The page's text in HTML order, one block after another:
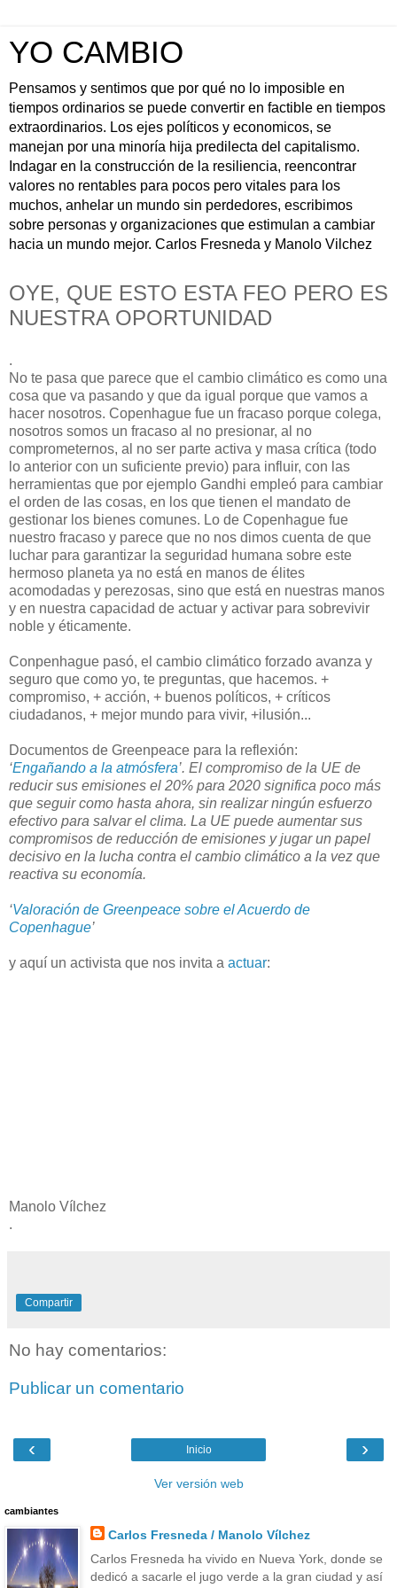
YO CAMBIO
Pensamos y sentimos que por qué no lo imposible en
tiempos ordinarios se puede convertir en factible en tiempos
extraordinarios. Los ejes políticos y economicos, se
manejan por una minoría hija predilecta del capitalismo.
Indagar en la construcción de la resiliencia, reencontrar
valores no rentables para pocos pero vitales para los
muchos, anhelar un mundo sin perdedores, escribimos
sobre personas y organizaciones que estimulan a cambiar
hacia un mundo mejor. Carlos Fresneda y Manolo Vilchez
OYE, QUE ESTO ESTA FEO PERO ES
NUESTRA OPORTUNIDAD
.
No te pasa que parece que el cambio climático es como una
cosa que va pasando y que da igual porque que vamos a
hacer nosotros. Copenhague fue un fracaso porque colega,
nosotros somos un fracaso al no presionar, al no
comprometernos, al no ser parte activa y masa crítica (todo
lo anterior con un suficiente previo) para influir, con las
herramientas que por ejemplo Gandhi empleó para cambiar
el orden de las cosas, en los que tienen el mandato de
gestionar los bienes comunes. Lo de Copenhague fue
nuestro fracaso y parece que no nos dimos cuenta de que
luchar para garantizar la seguridad humana sobre este
hermoso planeta ya no está en manos de élites
acomodadas y perezosas, sino que está en nuestras manos
y en nuestra capacidad de actuar y activar para sobrevivir
noble y éticamente.
Conpenhague pasó, el cambio climático forzado avanza y
seguro que como yo, te preguntas, que hacemos. +
compromiso, + acción, + buenos políticos, + críticos
ciudadanos, + mejor mundo para vivir, +ilusión...
Documentos de Greenpeace para la reflexión:
‘Engañando a la atmósfera’. El compromiso de la UE de
reducir sus emisiones el 20% para 2020 significa poco más
que seguir como hasta ahora, sin realizar ningún esfuerzo
efectivo para salvar el clima. La UE puede aumentar sus
compromisos de reducción de emisiones y jugar un papel
decisivo en la lucha contra el cambio climático a la vez que
reactiva su economía.
‘Valoración de Greenpeace sobre el Acuerdo de
Copenhague’
y aquí un activista que nos invita a actuar:
Manolo Vílchez
.
Compartir
No hay comentarios:
Publicar un comentario
‹ ›
Inicio
Ver versión web
cambiantes
Carlos Fresneda / Manolo Vílchez
Carlos Fresneda ha vivido en Nueva York, donde se
dedicó a sacarle el jugo verde a la gran ciudad y así